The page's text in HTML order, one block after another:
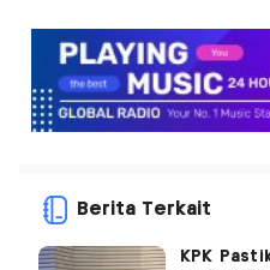
Berita Terkait
KPK